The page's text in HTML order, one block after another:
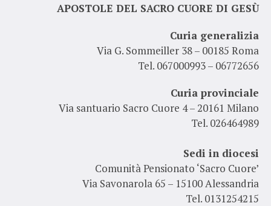
APOSTOLE DEL SACRO CUORE DI GESÙ
Curia generalizia
Via G. Sommeiller 38 – 00185 Roma
Tel. 067000993 – 06772656
Curia provinciale
Via santuario Sacro Cuore 4 – 20161 Milano
Tel. 026464989
Sedi in diocesi
Comunità Pensionato ‘Sacro Cuore’
Via Savonarola 65 – 15100 Alessandria
Tel. 0131254215